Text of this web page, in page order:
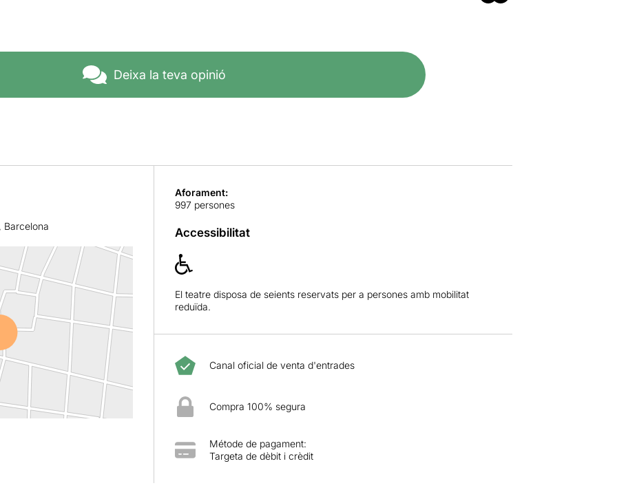
Deixa la teva opinió
Barcelona
Aforament:
997 persones
Accessibilitat
El teatre disposa de seients reservats per a persones amb mobilitat
reduïda.
Canal oficial de venta d'entrades
Compra 100% segura
Métode de pagament:
Targeta de dèbit i crèdit